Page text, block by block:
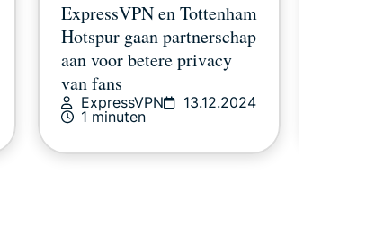
ExpressVPN en Tottenham
Hotspur gaan partnerschap
aan voor betere privacy
van fans
ExpressVPN
13.12.2024
1 minuten